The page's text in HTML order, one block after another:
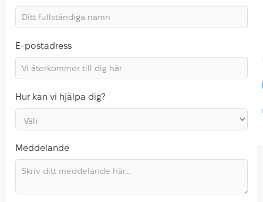
E-postadress
Hur kan vi hjälpa dig?
Meddelande